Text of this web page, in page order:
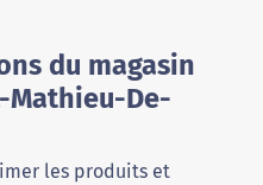
du magasin
Mathieu-De-
les produits et